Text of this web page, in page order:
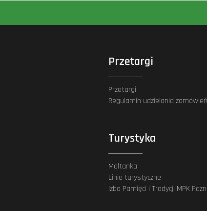
Przetargi
Przetargi
Regulamin udzielania zamówień
Turystyka
Maltanka
Linie turystyczne
Izba Pamięci i Tradycji MPK